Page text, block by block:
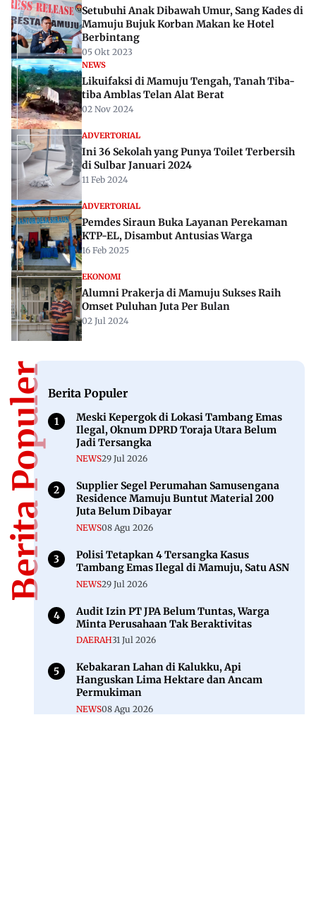
Setubuhi Anak Dibawah Umur, Sang Kades di
Mamuju Bujuk Korban Makan ke Hotel
Berbintang
05 Okt 2023
NEWS
Likuifaksi di Mamuju Tengah, Tanah Tiba-
tiba Amblas Telan Alat Berat
02 Nov 2024
ADVERTORIAL
Ini 36 Sekolah yang Punya Toilet Terbersih
di Sulbar Januari 2024
11 Feb 2024
ADVERTORIAL
Pemdes Siraun Buka Layanan Perekaman
KTP-EL, Disambut Antusias Warga
16 Feb 2025
EKONOMI
Alumni Prakerja di Mamuju Sukses Raih
Omset Puluhan Juta Per Bulan
02 Jul 2024
Berita PopulerBerita Populer
Meski Kepergok di Lokasi Tambang Emas
Ilegal, Oknum DPRD Toraja Utara Belum
Jadi Tersangka
NEWS29 Jul 2026
Supplier Segel Perumahan Samusengana
Residence Mamuju Buntut Material 200
Juta Belum Dibayar
NEWS08 Agu 2026
Polisi Tetapkan 4 Tersangka Kasus
Tambang Emas Ilegal di Mamuju, Satu ASN
NEWS29 Jul 2026
Audit Izin PT JPA Belum Tuntas, Warga
Minta Perusahaan Tak Beraktivitas
DAERAH31 Jul 2026
Kebakaran Lahan di Kalukku, Api
Hanguskan Lima Hektare dan Ancam
Permukiman
NEWS08 Agu 2026